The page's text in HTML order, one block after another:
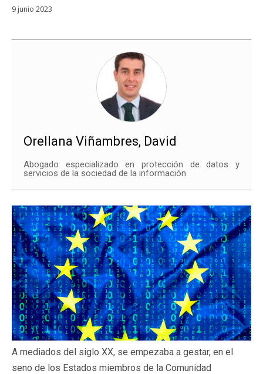
9 junio 2023
Orellana Viñambres, David
Abogado especializado en protección de datos y
servicios de la sociedad de la información
A mediados del siglo XX, se empezaba a gestar, en el
seno de los Estados miembros de la Comunidad